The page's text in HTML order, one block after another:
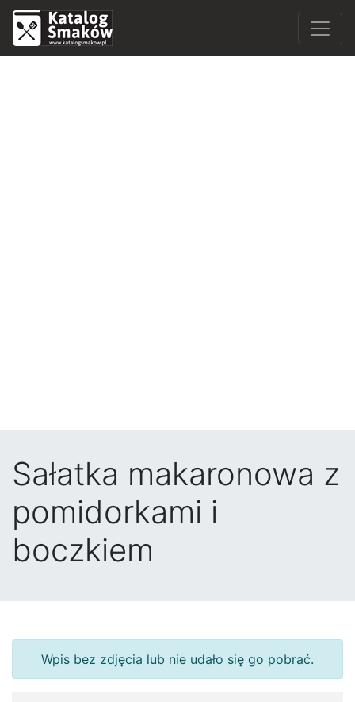
Sałatka makaronowa z
pomidorkami i
boczkiem
Wpis bez zdjęcia lub nie udało się go pobrać.